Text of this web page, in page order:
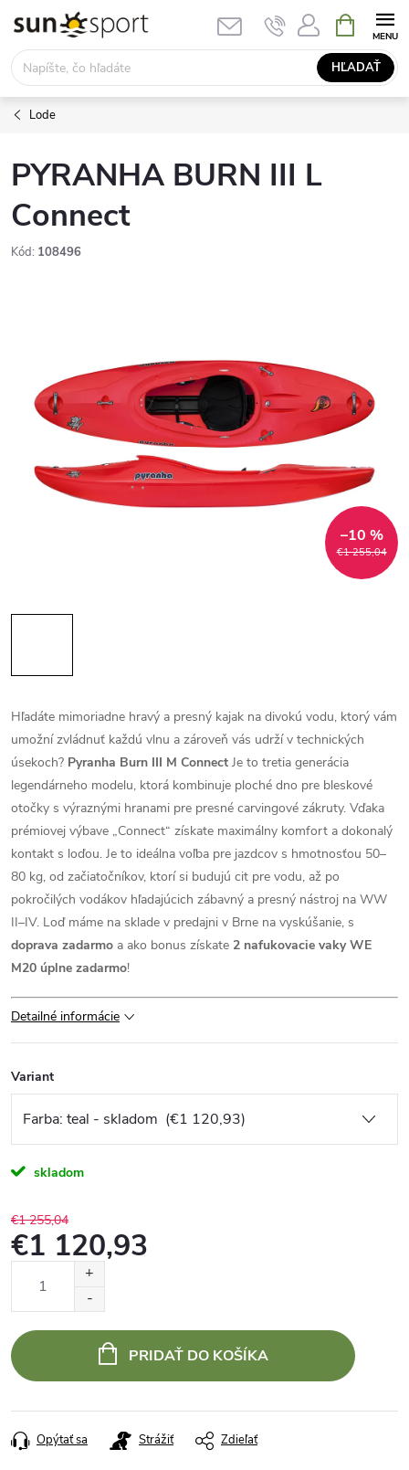
obsah
HĽADAŤ
KOŠÍK
Lode
PYRANHA BURN III L
Connect
Kód: 108496
€1 255,04
–10 %
Hľadáte mimoriadne hravý a presný kajak na divokú vodu, ktorý vám
umožní zvládnuť každú vlnu a zároveň vás udrží v technických
úsekoch? Pyranha Burn III M Connect Je to tretia generácia
legendárneho modelu, ktorá kombinuje ploché dno pre bleskové
otočky s výraznými hranami pre presné carvingové zákruty. Vďaka
prémiovej výbave „Connect“ získate maximálny komfort a dokonalý
kontakt s loďou. Je to ideálna voľba pre jazdcov s hmotnosťou 50–
80 kg, od začiatočníkov, ktorí si budujú cit pre vodu, až po
pokročilých vodákov hľadajúcich zábavný a presný nástroj na WW
II–IV. Loď máme na sklade v predajni v Brne na vyskúšanie, s
doprava zadarmo a ako bonus získate 2 nafukovacie vaky WE
M20 úplne zadarmo!
Detailné informácie
Variant
skladom
€1 255,04
€1 120,93
PRIDAŤ DO KOŠÍKA
Opýtať sa Strážiť Zdieľať